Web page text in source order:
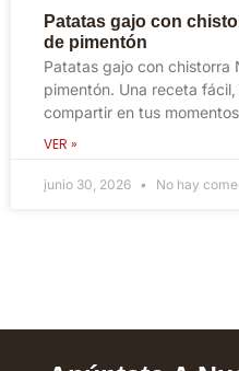
Patatas gajo con
de pimentón
Patatas gajo con chistorra
pimentón. Una receta
compartir en tus
VER »
junio 30, 2026 No hay